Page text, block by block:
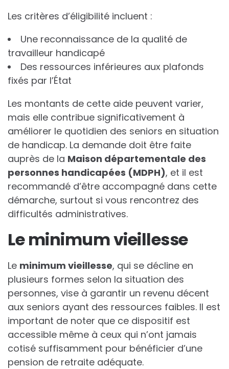
Les critères d’éligibilité incluent :
Une reconnaissance de la qualité de
travailleur handicapé
Des ressources inférieures aux plafonds
fixés par l’État
Les montants de cette aide peuvent varier,
mais elle contribue significativement à
améliorer le quotidien des seniors en situation
de handicap. La demande doit être faite
auprès de la Maison départementale des
personnes handicapées (MDPH), et il est
recommandé d’être accompagné dans cette
démarche, surtout si vous rencontrez des
difficultés administratives.
Le minimum vieillesse
Le minimum vieillesse, qui se décline en
plusieurs formes selon la situation des
personnes, vise à garantir un revenu décent
aux seniors ayant des ressources faibles. Il est
important de noter que ce dispositif est
accessible même à ceux qui n’ont jamais
cotisé suffisamment pour bénéficier d’une
pension de retraite adéquate.